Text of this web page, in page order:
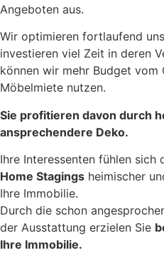
Angeboten aus.
Wir optimieren fortlaufend
investieren viel Zeit in deren
können wir mehr Budget vom
Möbelmiete nutzen.
Sie profitieren davon durch
ansprechendere Deko.
Ihre Interessenten fühlen sich
Home Stagings heimischer
Ihre Immobilie.
Durch die schon
der Ausstattung erzielen Sie
Ihre Immobilie.